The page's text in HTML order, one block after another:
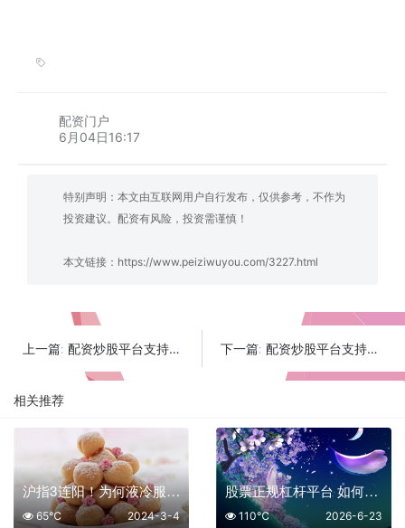
配资门户
6月04日16:17
特别声明：本文由互联网用户自行发布，仅供参考，不作为
投资建议。配资有风险，投资需谨慎！
本文链接： https://www.peiziwuyou.com/3227.html
上一篇: 配资炒股平台支持条件单吗 光迅科技800G光模块放量突破年线压制 下一篇: 配资炒股平台支持电脑端交易吗 中科曙光AI服务器订单饱满助力业绩高增长
相关推荐
沪指3连阳！为何液冷服务器概念强势
2024-3-4
65℃
股票正规杠杆平台 如何辨别真伪 让资金安全放大收益
2026-6-23
110℃